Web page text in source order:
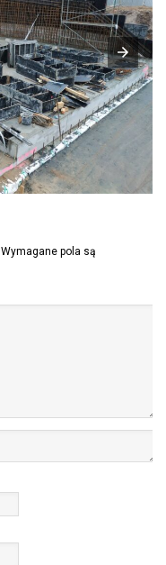
Wymagane pola są